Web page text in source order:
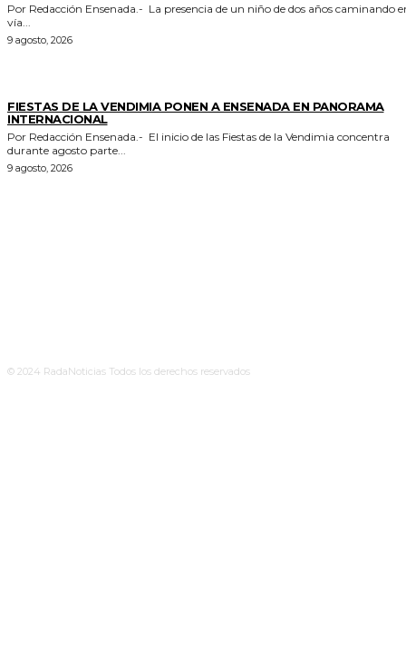
Por Redacción Ensenada.- La presencia de un niño de dos años caminando en la
vía...
9 agosto, 2026
FIESTAS DE LA VENDIMIA PONEN A ENSENADA EN PANORAMA
INTERNACIONAL
Por Redacción Ensenada.- El inicio de las Fiestas de la Vendimia concentra
durante agosto parte...
9 agosto, 2026
© 2024 RadaNoticias Todos los derechos reservados